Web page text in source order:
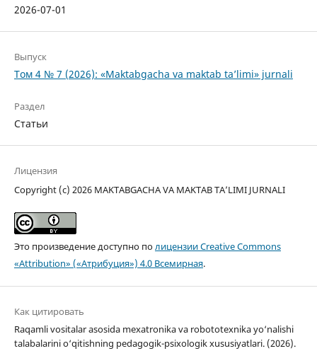
2026-07-01
Выпуск
Том 4 № 7 (2026): «Maktabgacha va maktab ta’limi» jurnali
Раздел
Статьи
Лицензия
Copyright (c) 2026 MAKTABGACHA VA MAKTAB TA’LIMI JURNALI
Это произведение доступно полицензии Creative Commons
«Attribution» («Атрибуция») 4.0 Всемирная.
Как цитировать
Raqamli vositalar asosida mexatronika va robototexnika yo‘nalishi
talabalarini o‘qitishning pedagogik-psixologik xususiyatlari. (2026).